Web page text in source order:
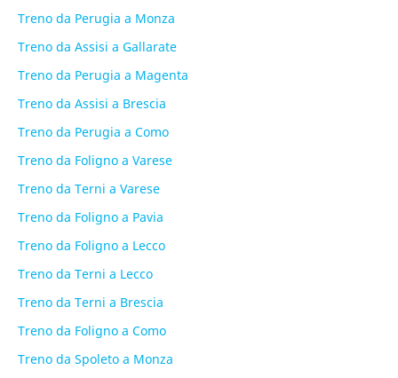
Treno da Perugia a Monza
Treno da Assisi a Gallarate
Treno da Perugia a Magenta
Treno da Assisi a Brescia
Treno da Perugia a Como
Treno da Foligno a Varese
Treno da Terni a Varese
Treno da Foligno a Pavia
Treno da Foligno a Lecco
Treno da Terni a Lecco
Treno da Terni a Brescia
Treno da Foligno a Como
Treno da Spoleto a Monza